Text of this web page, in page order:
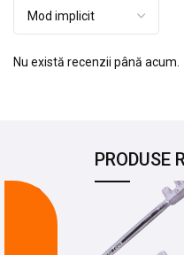
Nu există recenzii până acum.
PRODUSE